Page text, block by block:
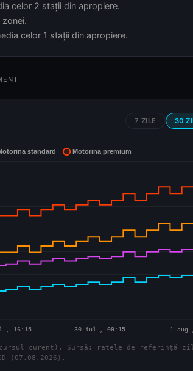
celor 2 stații din apropiere.
celor 1 stații din apropiere.
7 ZILE 30
curent). Sursă: ratele de referință
(07.08.2026).